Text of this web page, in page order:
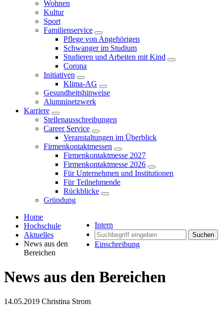
Wohnen
Kultur
Sport
Familienservice
Pflege von Angehörigen
Schwanger im Studium
Studieren und Arbeiten mit Kind
Corona
Initiativen
Klima-AG
Gesundheitshinweise
Alumninetzwerk
Karriere
Stellenausschreibungen
Career Service
Veranstaltungen im Überblick
Firmenkontaktmessen
Firmenkontaktmesse 2027
Firmenkontaktmesse 2026
Für Unternehmen und Institutionen
Für Teilnehmende
Rückblicke
Gründung
Intern
Suchen
Einschreibung
Home
Hochschule
Aktuelles
News aus den
Bereichen
News aus den Bereichen
14.05.2019 Christina Strom